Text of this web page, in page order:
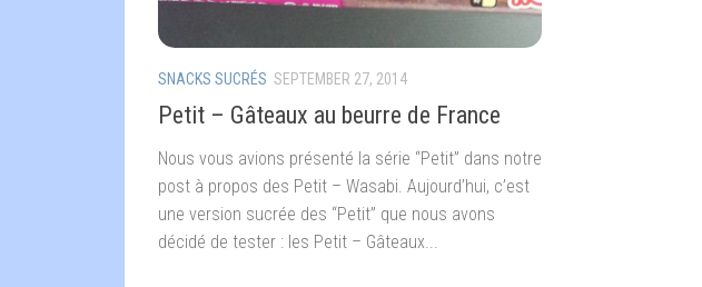
SNACKS SUCRÉS SEPTEMBER 27, 2014
Petit – Gâteaux au beurre de France
Nous vous avions présenté la série “Petit” dans notre
post à propos des Petit – Wasabi. Aujourd’hui, c’est
une version sucrée des “Petit” que nous avons
décidé de tester : les Petit – Gâteaux...